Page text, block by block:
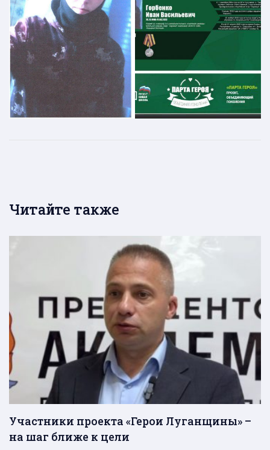
Читайте также
Участники проекта «Герои Луганщины» –
на шаг ближе к цели